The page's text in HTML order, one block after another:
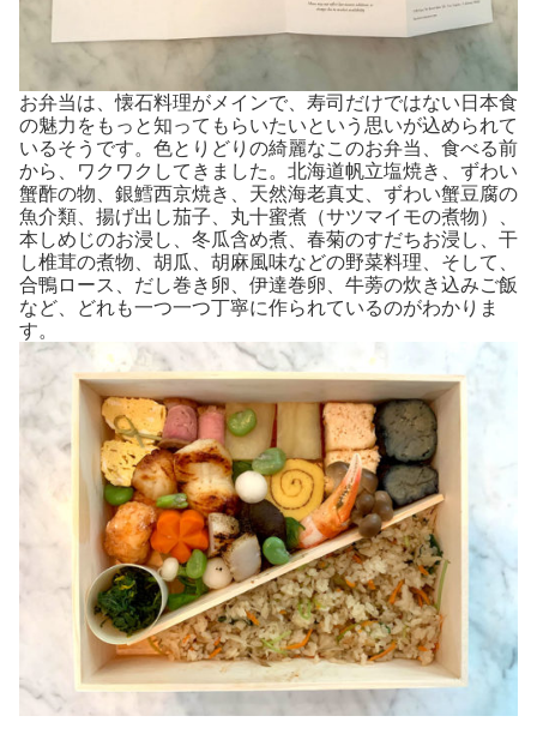
お弁当は、懐石料理がメインで、寿司だけではない日本食
の魅力をもっと知ってもらいたいという思いが込められて
いるそうです。色とりどりの綺麗なこのお弁当、食べる前
から、ワクワクしてきました。北海道帆立塩焼き、ずわい
蟹酢の物、銀鱈西京焼き、天然海老真丈、ずわい蟹豆腐の
魚介類、揚げ出し茄子、丸十蜜煮（サツマイモの煮物）、
本しめじのお浸し、冬瓜含め煮、春菊のすだちお浸し、干
し椎茸の煮物、胡瓜、胡麻風味などの野菜料理、そして、
合鴨ロース、だし巻き卵、伊達巻卵、牛蒡の炊き込みご飯
など、どれも一つ一つ丁寧に作られているのがわかりま
す。